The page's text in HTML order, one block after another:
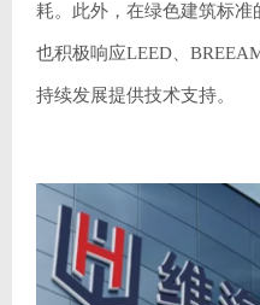
耗。此外，在绿色建筑标
也积极响应LEED、
持续发展提供技术支持。